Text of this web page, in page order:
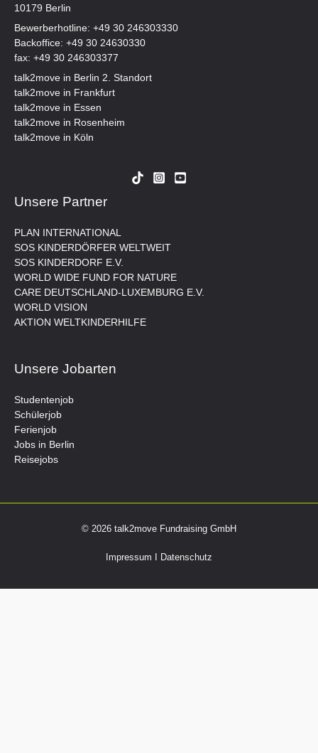
10179 Berlin
Bewerberhotline: +49 30 246303330
Backoffice: +49 30 24630330
fax: +49 30 246303377
talk2move in Berlin 2. Standort
talk2move in Frankfurt
talk2move in Essen
talk2move in Rosenheim
talk2move in Köln
Unsere Partner
PLAN INTERNATIONAL
SOS KINDERDÖRFER WELTWEIT
SOS KINDERDORF E.V.
WORLD WIDE FUND FOR NATURE
CARE DEUTSCHLAND-LUXEMBURG E.V.
WORLD VISION
AKTION WELTKINDERHILFE
Unsere Jobarten
Studentenjob
Schülerjob
Ferienjob
Jobs in Berlin
Reisejobs
© 2026 talk2move Fundraising GmbH
Impressum Datenschutz